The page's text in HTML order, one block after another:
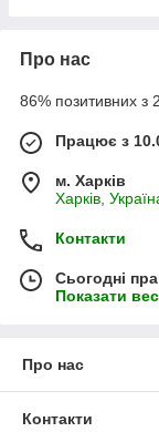
Про нас
86% позитивних з
Працює з
м. Харків
Харків,
Контакти
Сьогодні
Показати
Про нас
Контакти